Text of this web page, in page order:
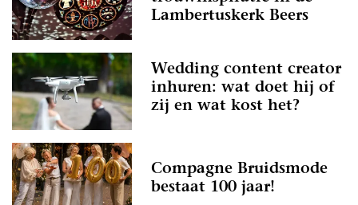
Lambertuskerk Beers
Wedding content creator
inhuren: wat doet hij of
zij en wat kost het?
Compagne Bruidsmode
bestaat 100 jaar!